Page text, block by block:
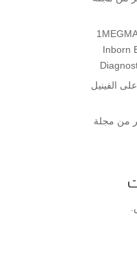
Inborn
الفينيل
من مجلة